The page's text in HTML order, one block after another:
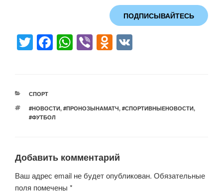
ПОДПИСЫВАЙТЕСЬ
T
er
F
b
o
k
W
A
Vi O
kl
ni
ki
РУБРИКИ
СПОРТ
МЕТКИ
#НОВОСТИ, #ПРОНОЗЫНАМАТЧ, #СПОРТИВНЫЕНОВОСТИ,
#ФУТБОЛ
Добавить комментарий
Ваш адрес email не будет опубликован. Обязательные
поля помечены *